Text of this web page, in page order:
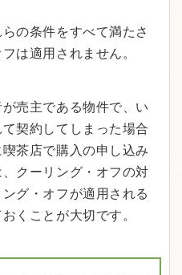
の条件をすべて満たさ
は適用されません。
売主である物件で、い
契約してしまった場合
茶店で購入の申し込み
クーリング・オフの対
グ・オフが適用される
くことが大切です。